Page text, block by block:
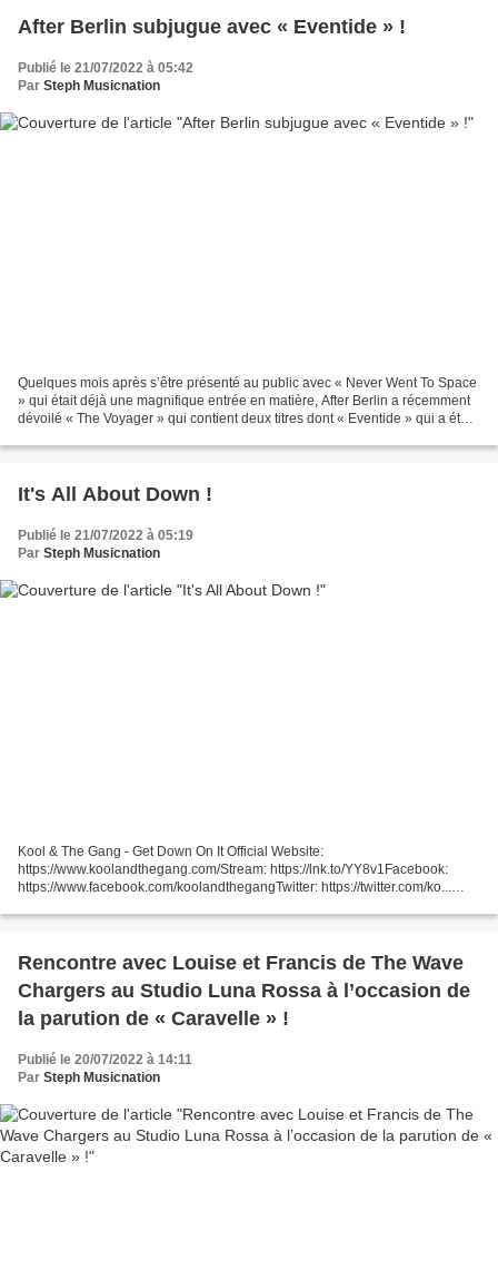
After Berlin subjugue avec « Eventide » !
Publié le 21/07/2022 à 05:42
Par Steph Musicnation
Quelques mois après s’être présenté au public avec « Never Went To Space
» qui était déjà une magnifique entrée en matière, After Berlin a récemment
dévoilé « The Voyager » qui contient deux titres dont « Eventide » qui a été
It's All About Down !
Publié le 21/07/2022 à 05:19
Par Steph Musicnation
Kool & The Gang - Get Down On It Official Website:
https://www.koolandthegang.com/Stream: https://lnk.to/YY8v1Facebook:
https://www.facebook.com/koolandthegangTwitter: https://twitter.com/ko...
Rencontre avec Louise et Francis de The Wave
Chargers au Studio Luna Rossa à l’occasion de
la parution de « Caravelle » !
Publié le 20/07/2022 à 14:11
Par Steph Musicnation